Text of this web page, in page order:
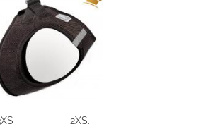
2XS.